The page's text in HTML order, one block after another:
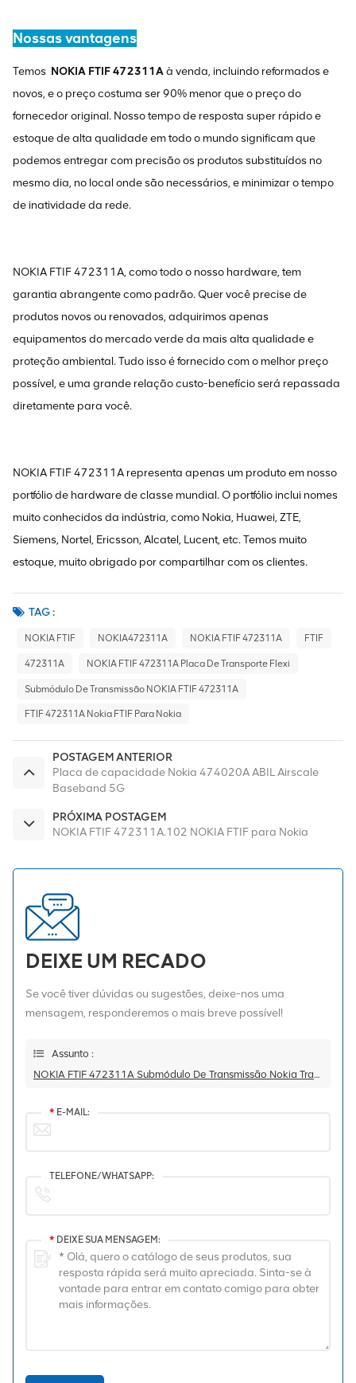
Nossas vantagens
Temos NOKIA FTIF 472311Aà venda, incluindo reformados e
novos, e o preço costuma ser 90% menor que o preço do
fornecedor original. Nosso tempo de resposta super rápido e
estoque de alta qualidade em todo o mundo significam que
podemos entregar com precisão os produtos substituídos no
mesmo dia, no local onde são necessários, e minimizar o tempo
de inatividade da rede.
NOKIA FTIF 472311A, como todo o nosso hardware, tem
garantia abrangente como padrão. Quer você precise de
produtos novos ou renovados, adquirimos apenas
equipamentos do mercado verde da mais alta qualidade e
proteção ambiental. Tudo isso é fornecido com o melhor preço
possível, e uma grande relação custo-benefício será repassada
diretamente para você.
NOKIA FTIF 472311A representa apenas um produto em nosso
portfólio de hardware de classe mundial. O portfólio inclui nomes
muito conhecidos da indústria, como Nokia, Huawei, ZTE,
Siemens, Nortel, Ericsson, Alcatel, Lucent, etc. Temos muito
estoque, muito obrigado por compartilhar com os clientes.
TAG :
NOKIA FTIF NOKIA472311A NOKIA FTIF 472311A FTIF
472311A NOKIA FTIF 472311A Placa De Transporte Flexi
Submódulo De Transmissão NOKIA FTIF 472311A
FTIF 472311A Nokia FTIF Para Nokia
POSTAGEM ANTERIOR
Placa de capacidade Nokia 474020A ABIL Airscale
Baseband 5G
PRÓXIMA POSTAGEM
NOKIA FTIF 472311A.102 NOKIA FTIF para Nokia
DEIXE UM RECADO
Se você tiver dúvidas ou sugestões, deixe-nos uma
mensagem, responderemos o mais breve possível!
Assunto :
NOKIA FTIF 472311A Submódulo De Transmissão Nokia Transport Plate Flexi
* E-MAIL:
TELEFONE/WHATSAPP:
* DEIXE SUA MENSAGEM: